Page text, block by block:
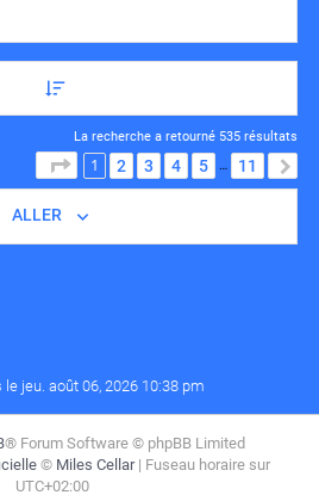
La recherche a retourné 535 résultats
PAGE 1 SUR 11
1 2 3 4 5 … 11
ALLER
jeu. août 06, 2026 10:38 pm
® Forum Software © phpBB Limited
© Miles Cellar | Fuseau horaire sur
UTC+02:00